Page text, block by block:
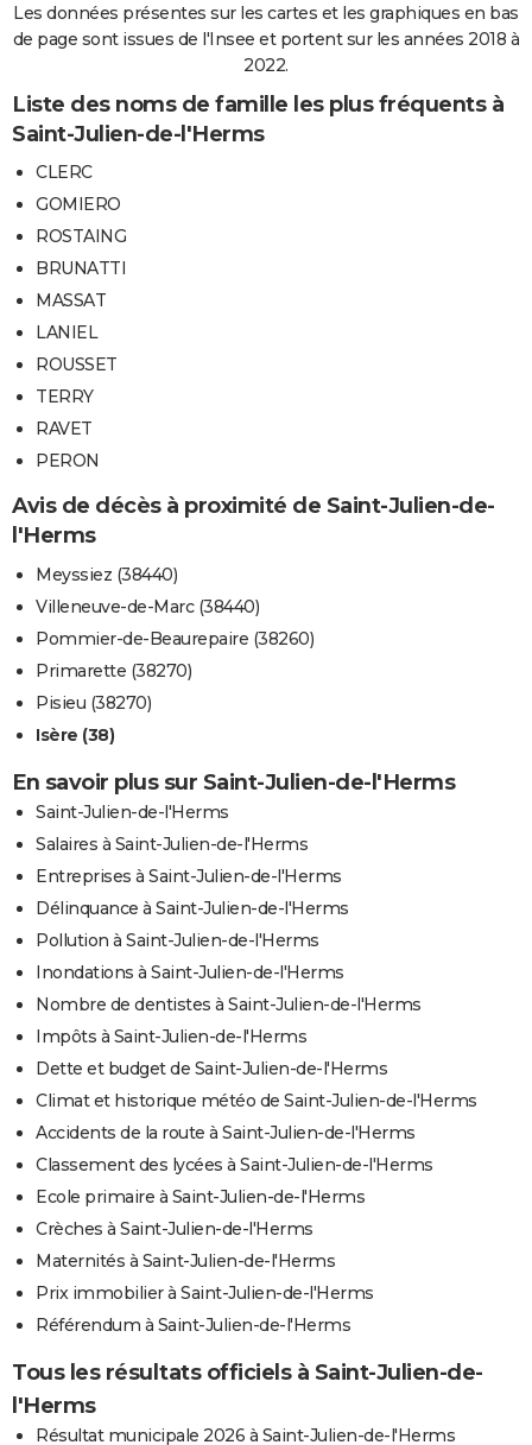
Les données présentes sur les cartes et les graphiques en bas
de page sont issues de l'Insee et portent sur les années 2018 à
2022.
Liste des noms de famille les plus fréquents à
Saint-Julien-de-l'Herms
CLERC
GOMIERO
ROSTAING
BRUNATTI
MASSAT
LANIEL
ROUSSET
TERRY
RAVET
PERON
Avis de décès à proximité de Saint-Julien-de-
l'Herms
Meyssiez (38440)
Villeneuve-de-Marc (38440)
Pommier-de-Beaurepaire (38260)
Primarette (38270)
Pisieu (38270)
Isère (38)
En savoir plus sur Saint-Julien-de-l'Herms
Saint-Julien-de-l'Herms
Salaires à Saint-Julien-de-l'Herms
Entreprises à Saint-Julien-de-l'Herms
Délinquance à Saint-Julien-de-l'Herms
Pollution à Saint-Julien-de-l'Herms
Inondations à Saint-Julien-de-l'Herms
Nombre de dentistes à Saint-Julien-de-l'Herms
Impôts à Saint-Julien-de-l'Herms
Dette et budget de Saint-Julien-de-l'Herms
Climat et historique météo de Saint-Julien-de-l'Herms
Accidents de la route à Saint-Julien-de-l'Herms
Classement des lycées à Saint-Julien-de-l'Herms
Ecole primaire à Saint-Julien-de-l'Herms
Crèches à Saint-Julien-de-l'Herms
Maternités à Saint-Julien-de-l'Herms
Prix immobilier à Saint-Julien-de-l'Herms
Référendum à Saint-Julien-de-l'Herms
Tous les résultats officiels à Saint-Julien-de-
l'Herms
Résultat municipale 2026 à Saint-Julien-de-l'Herms